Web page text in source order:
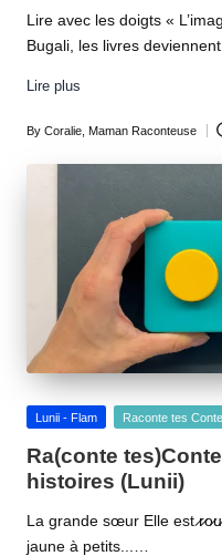
Lire avec les doigts «
Bugali, les livres
Lire plus
Posted
by
By Coralie, Maman Raconteuse
Posted
Lunii - Flam Raconte tes
Ra(conte
histoires (Lunii)
La grande sœur Elle est
jaune à petits...…